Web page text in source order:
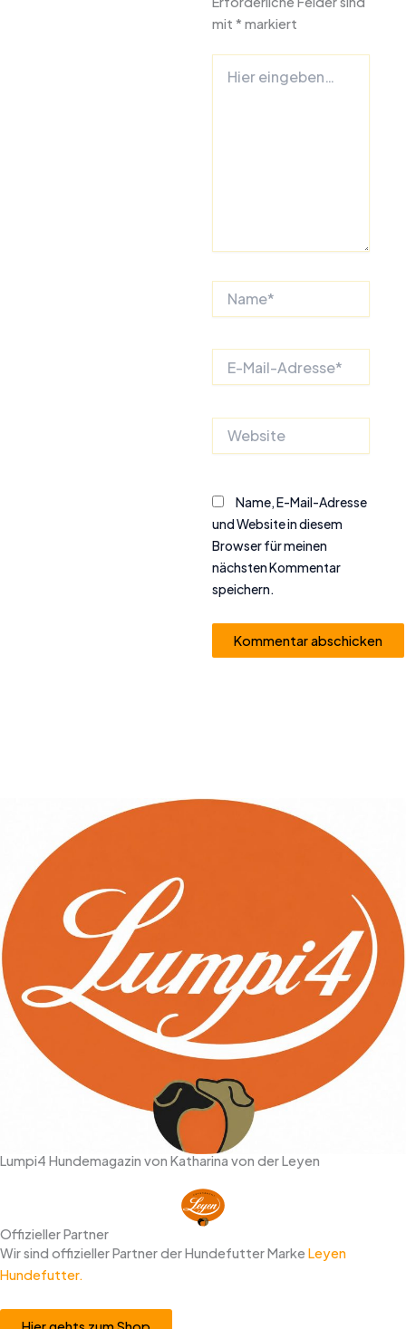
mit * markiert
eingeben…
Mail-
Name, E-Mail-Adresse
und Website in diesem
Browser für meinen
nächsten Kommentar
speichern.
Lumpi4 Hundemagazin von Katharina von der Leyen
Offizieller Partner
Wir sind offizieller Partner der Hundefutter Marke Leyen
Hundefutter.